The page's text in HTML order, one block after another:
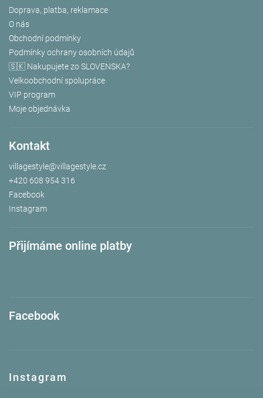
Doprava, platba, reklamace
O nás
Obchodní podmínky
Podmínky ochrany osobních údajů
🇸🇰 Nakupujete zo SLOVENSKA?
Velkoobchodní spolupráce
VIP program
Moje objednávka
Kontakt
villagestyle@villagestyle.cz
+420 608 954 316
Facebook
Instagram
Přijímáme online platby
Facebook
Instagram